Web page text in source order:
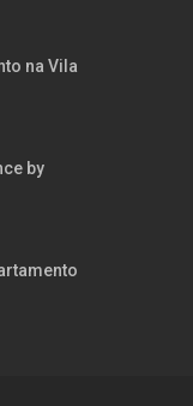
na Vila
by